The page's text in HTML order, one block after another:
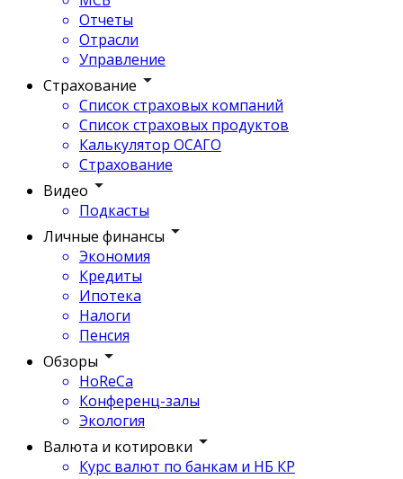
Отчеты
Отрасли
Управление
Страхование
Список страховых компаний
Список страховых продуктов
Калькулятор ОСАГО
Страхование
Видео
Подкасты
Личные финансы
Экономия
Кредиты
Ипотека
Налоги
Пенсия
Обзоры
HoReCa
Конференц-залы
Экология
Валюта и котировки
Курс валют по банкам и НБ КР